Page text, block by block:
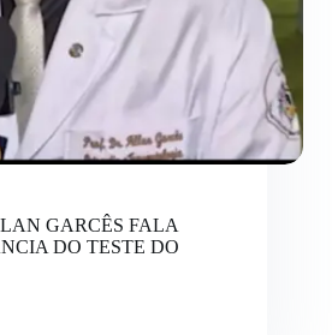
GARCÊS FALA
DO TESTE DO